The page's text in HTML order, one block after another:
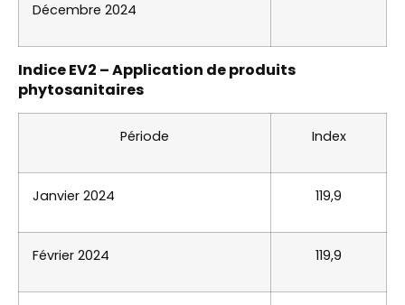
Décembre 2024
Indice EV2 – Application de produits
phytosanitaires
Période Index
Janvier 2024 119,9
Février 2024 119,9